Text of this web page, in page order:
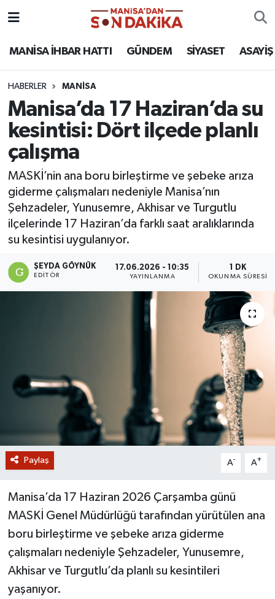
MANİSA İHBAR HATTI GÜNDEM SİYASET ASAYİŞ
HABERLER MANİSA
Manisa’da 17 Haziran’da su
kesintisi: Dört ilçede planlı
çalışma
MASKİ’nin ana boru birleştirme ve şebeke arıza
giderme çalışmaları nedeniyle Manisa’nın
Şehzadeler, Yunusemre, Akhisar ve Turgutlu
ilçelerinde 17 Haziran’da farklı saat aralıklarında
su kesintisi uygulanıyor.
ŞEYDA GÖYNÜK
EDITÖR
17.06.2026 - 10:35
YAYINLANMA
1 DK
OKUNMA SÜRESI
Paylaş A- A+
Manisa’da 17 Haziran 2026 Çarşamba günü
MASKİ Genel Müdürlüğü tarafından yürütülen ana
boru birleştirme ve şebeke arıza giderme
çalışmaları nedeniyle Şehzadeler, Yunusemre,
Akhisar ve Turgutlu’da planlı su kesintileri
yaşanıyor.
ASAYİŞ
KÜLTÜR-SANAT
MAGAZİN
MANİSA'DA TRAFİK
SİYASET
SPOR
YAŞAM
Hava Durumu
Puan Durumu ve Fikstür
Tüm Manşetler
Son Dakika Haberleri
Haber Arşivi